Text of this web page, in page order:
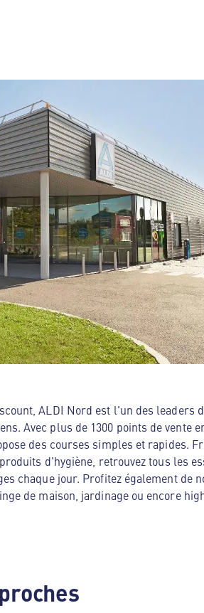
ALDI Nord est l'un des leaders
Avec plus de 1300 points de vente
des courses simples et rapides.
d'hygiène, retrouvez tous les
chaque jour. Profitez également de
de maison, jardinage ou encore